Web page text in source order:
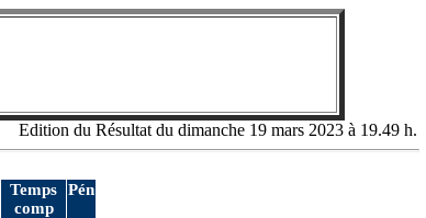
Edition du Résultat du dimanche 19 mars 2023 à 19.49 h.
Temps
comp
Pén